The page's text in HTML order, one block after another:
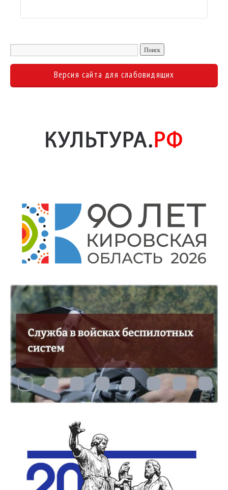
Версия сайта для слабовидящих